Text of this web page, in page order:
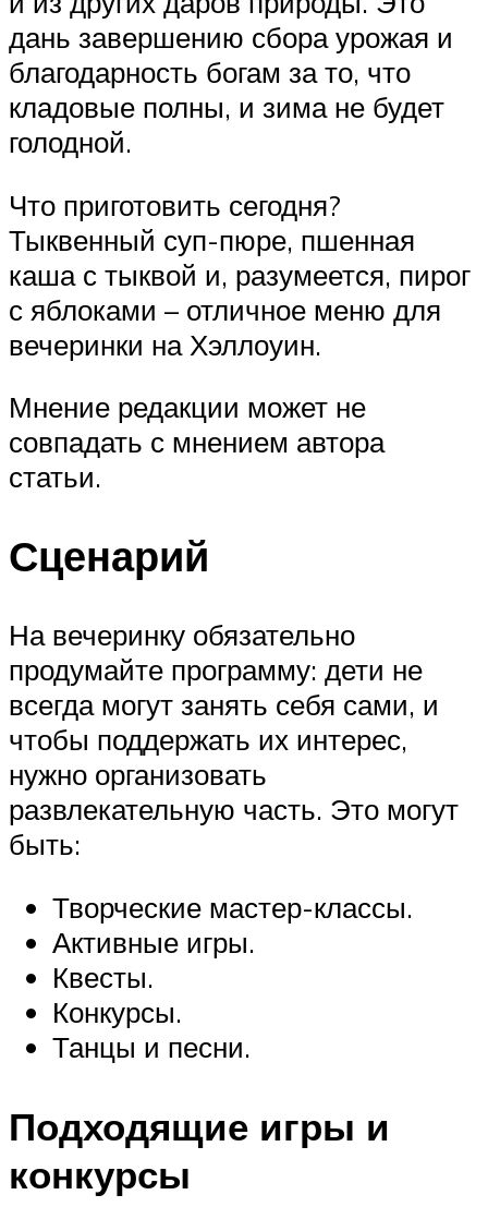
дань завершению сбора урожая и
благодарность богам за то, что
кладовые полны, и зима не будет
голодной.
Что приготовить сегодня?
Тыквенный суп-пюре, пшенная
каша с тыквой и, разумеется, пирог
с яблоками – отличное меню для
вечеринки на Хэллоуин.
Мнение редакции может не
совпадать с мнением автора
статьи.
Сценарий
На вечеринку обязательно
продумайте программу: дети не
всегда могут занять себя сами, и
чтобы поддержать их интерес,
нужно организовать
развлекательную часть. Это могут
быть:
Творческие мастер-классы.
Активные игры.
Квесты.
Конкурсы.
Танцы и песни.
Подходящие игры и
конкурсы